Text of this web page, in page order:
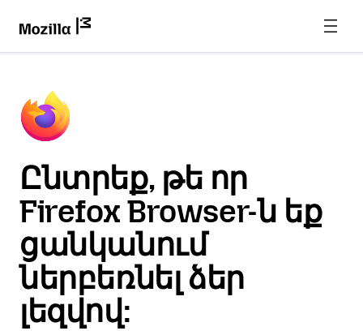
Ընտրեք, թե որ
Firefox Browser-ն եք
ցանկանում
ներբեռնել ձեր
լեզվով: